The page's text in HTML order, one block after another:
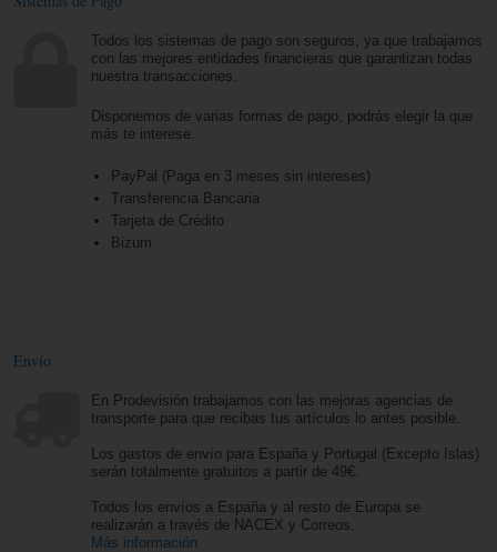
Todos los sistemas de pago son seguros, ya que trabajamos
con las mejores entidades financieras que garantizan todas
nuestra transacciones.
Disponemos de varias formas de pago, podrás elegir la que
más te interese.
PayPal (Paga en 3 meses sin intereses)
Transferencia Bancaria
Tarjeta de Crédito
Bizum
Envío
En Prodevisión trabajamos con las mejoras agencias de
transporte para que recibas tus artículos lo antes posible.
Los gastos de envío para España y Portugal (Excepto Islas)
serán totalmente gratuitos a partir de 49€.
Todos los envíos a España y al resto de Europa se
realizarán a través de NACEX y Correos.
Más información